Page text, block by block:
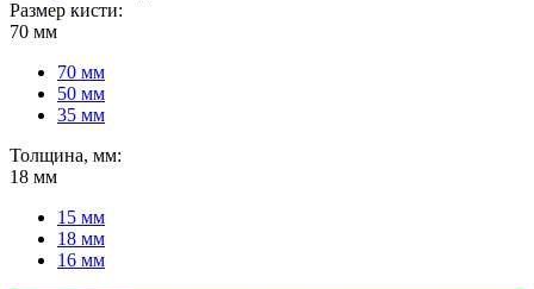
Размер кисти:
70 мм
70 мм
50 мм
35 мм
Толщина, мм:
18 мм
15 мм
18 мм
16 мм